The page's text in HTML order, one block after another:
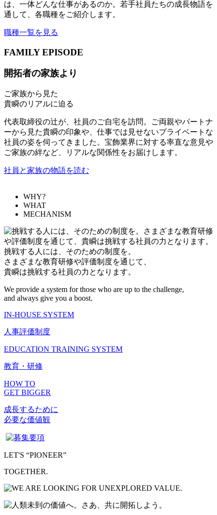
は、一体どんな仕事があるのか。若手社員たちの成長物語を
通して、各職種をご紹介します。
職種一覧を見る
FAMILY EPISODE
開拓者の家族より
ご家族から見た
貴瞬のリアルに迫る
代表取締役の辻が、社員のご自宅を訪問。ご両親やパートナ
ーから見た貴瞬の印象や、仕事では見せないプライベートな
社員の姿を伺ってきました。宝飾業界に対する率直な意見や
ご家族の絆など、リアルな関係性をお届けします。
社員と家族の物語を読む
WHY?
WHAT
MECHANISM
挑戦する人には、そのための制度を。
さまざまな教育研修や評価制度を通じて、
貴瞬は挑戦する社員の力となります。
We provide a system for those who are up to the challenge,
and always give you a boost.
IN-HOUSE SYSTEM
人事評価制度
EDUCATION TRAINING SYSTEM
教育・研修
HOW TO
GET BIGGER
成長するために
必要な価値観
LET'S “PIONEER”
TOGETHER.